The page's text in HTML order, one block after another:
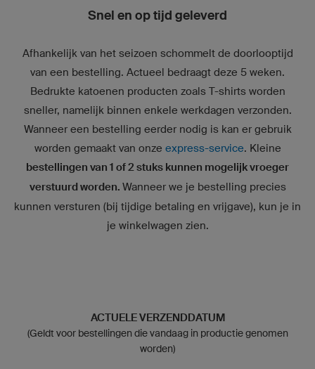
Snel en op tijd geleverd
Afhankelijk van het seizoen schommelt de doorlooptijd
van een bestelling. Actueel bedraagt deze 5 weken.
Bedrukte katoenen producten zoals T-shirts worden
sneller, namelijk binnen enkele werkdagen verzonden.
Wanneer een bestelling eerder nodig is kan er gebruik
worden gemaakt van onze express-service. Kleine
bestellingen van 1 of 2 stuks kunnen mogelijk vroeger
verstuurd worden. Wanneer we je bestelling precies
kunnen versturen (bij tijdige betaling en vrijgave), kun je in
je winkelwagen zien.
ACTUELE VERZENDDATUM
(Geldt voor bestellingen die vandaag in productie genomen
worden)